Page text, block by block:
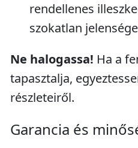
rendellenes
szokatlan
Ne halogassa! Ha a
tapasztalja,
részleteiről.
Garancia és